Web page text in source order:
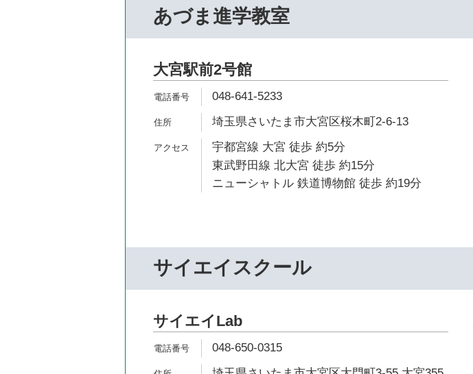
あづま進学教室
大宮駅前2号館
048-641-5233
埼玉県さいたま市大宮区桜木町2-6-13
宇都宮線 大宮 徒歩 約5分
東武野田線 北大宮 徒歩 約15分
ニューシャトル 鉄道博物館 徒歩 約19分
サイエイスクール
サイエイLab
048-650-0315